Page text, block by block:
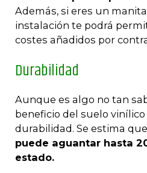
Además, si eres un
instalación te podrá
costes añadidos por
Durabilidad
Aunque es algo no tan
beneficio del suelo
durabilidad. Se estima que
puede aguantar hasta
estado.